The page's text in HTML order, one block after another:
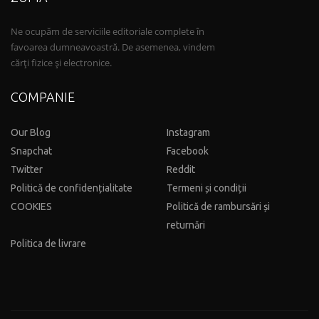
Ne ocupăm de serviciile editoriale complete în
favoarea dumneavoastră. De asemenea, vindem
cărți fizice și electronice.
COMPANIE
Our Blog
Instagram
Snapchat
Facebook
Twitter
Reddit
Politică de confidențialitate
Termeni și condiții
COOKIES
Politică de rambursări și
returnări
Politica de livrare